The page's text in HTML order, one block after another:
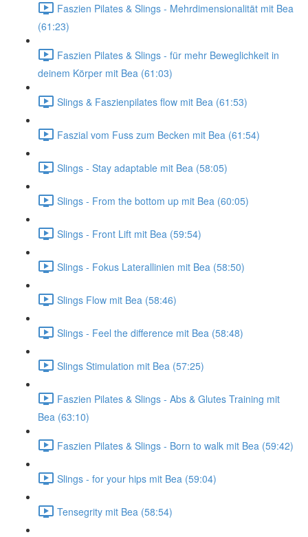
Faszien Pilates & Slings - Mehrdimensionalität mit Bea
(61:23)
Faszien Pilates & Slings - für mehr Beweglichkeit in
deinem Körper mit Bea (61:03)
Slings & Faszienpilates flow mit Bea (61:53)
Faszial vom Fuss zum Becken mit Bea (61:54)
Slings - Stay adaptable mit Bea (58:05)
Slings - From the bottom up mit Bea (60:05)
Slings - Front Lift mit Bea (59:54)
Slings - Fokus Laterallinien mit Bea (58:50)
Slings Flow mit Bea (58:46)
Slings - Feel the difference mit Bea (58:48)
Slings Stimulation mit Bea (57:25)
Faszien Pilates & Slings - Abs & Glutes Training mit
Bea (63:10)
Faszien Pilates & Slings - Born to walk mit Bea (59:42)
Slings - for your hips mit Bea (59:04)
Tensegrity mit Bea (58:54)